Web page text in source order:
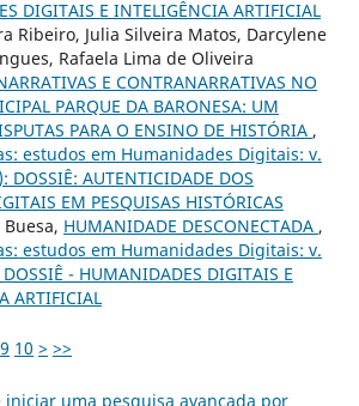
DIGITAIS E INTELIGÊNCIA ARTIFICIAL
Ribeiro, Julia Silveira Matos, Darcylene
Rafaela Lima de Oliveira
E CONTRANARRATIVAS NO
PARQUE DA BARONESA: UM
PARA O ENSINO DE HISTÓRIA ,
estudos em Humanidades Digitais: v.
DOSSIÊ: AUTENTICIDADE DOS
EM PESQUISAS HISTÓRICAS
HUMANIDADE DESCONECTADA ,
estudos em Humanidades Digitais: v.
- HUMANIDADES DIGITAIS E
ARTIFICIAL
9 10 > >>
iniciar uma pesquisa avançada por